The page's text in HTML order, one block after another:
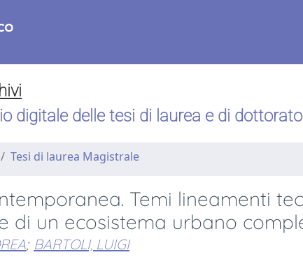
digitale delle tesi di laurea e di dottorato
Tesi di laurea Magistrale
Temi lineamenti
di un ecosistema urbano
; BARTOLI, LUIGI